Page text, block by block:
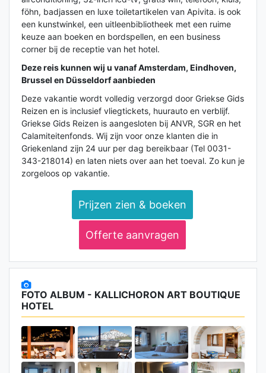
föhn, badjassen en luxe toiletartikelen van Apivita. is ook
een kunstwinkel, een uitleenbibliotheek met een ruime
keuze aan boeken en bordspellen, en een business
corner bij de receptie van het hotel.
Deze reis kunnen wij u vanaf Amsterdam, Eindhoven,
Brussel en Düsseldorf aanbieden
Deze vakantie wordt volledig verzorgd door Griekse Gids
Reizen en is inclusief vliegtickets, huurauto en verblijf.
Griekse Gids Reizen is aangesloten bij ANVR, SGR en het
Calamiteitenfonds. Wij zijn voor onze klanten die in
Griekenland zijn 24 uur per dag bereikbaar (Tel 0031-
343-218014) en laten niets over aan het toeval. Zo kun je
zorgeloos op vakantie.
Prijzen zien & boeken
Offerte aanvragen
FOTO ALBUM - KALLICHORON ART BOUTIQUE
HOTEL